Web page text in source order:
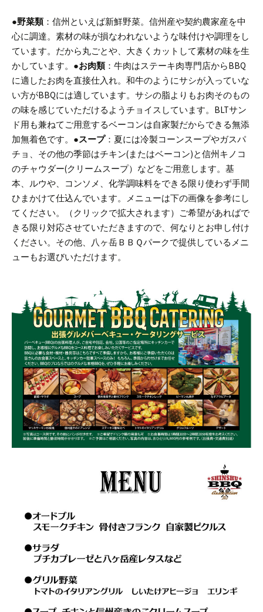
●野菜類：信州といえば新鮮野菜。信州産や契約農家産を中
心に調達。素材の味が損なわれないような味付けや調理をし
ています。だから丸ごとや、大きくカットして素材の味を生
かしています。 ●お肉類：牛肉はステーキ肉専門店からBBQ
に適したお肉を直接仕入れ。和牛のようにサシが入っていな
い方がBBQには適しています。サシの脂よりもお肉そのもの
の味を感じていただけるようチョイスしています。 BLTサン
ド用も兼ねてご用意するベーコンは自家製だからできる無添
加無着色です。 ●スープ：夏には冷製コーンスープやガスパ
チョ、その他の季節はチキン(またはベーコン)と信州キノコ
のチャウダー(クリームスープ）などをご用意します。基
本、ルウや、コンソメ、化学調味料をできる限り使わず手間
ひまかけて仕込んでいます。
メニューは下の画像を参考にし
てください。（クリックで拡大されます） ご希望があればで
きる限り対応させていただきますので、何なりとお申し付け
ください。 その他、八ヶ岳ＢＢＱパークで提供しているメニ
ューもお選びいただけます。